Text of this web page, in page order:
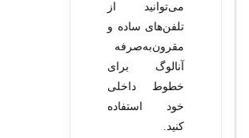
می‌توانید از
تلفن‌های ساده و
مقرون‌به‌صرفه
آنالوگ برای
خطوط داخلی
خود استفاده
کنید.